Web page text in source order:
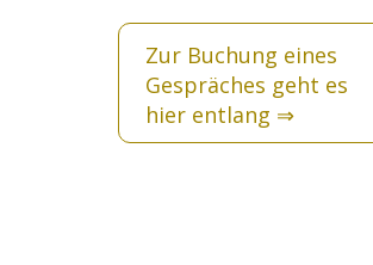
Zur Buchung eines
Gespräches geht es
hier entlang ⇒